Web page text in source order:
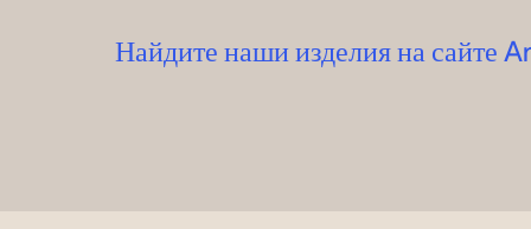
Найдите наши изделия на сайте